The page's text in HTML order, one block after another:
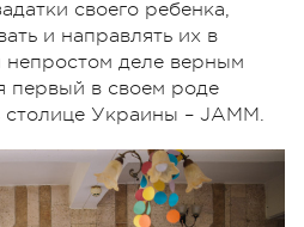
своего ребенка,
и направлять их в
деле верным
первый в своем роде
Украины – JAMM.